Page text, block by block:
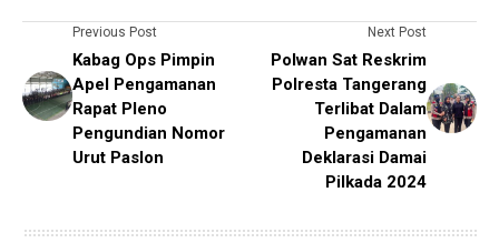
Previous Post
Kabag Ops Pimpin
Apel Pengamanan
Rapat Pleno
Pengundian Nomor
Urut Paslon
Next Post
Polwan Sat Reskrim
Polresta Tangerang
Terlibat Dalam
Pengamanan
Deklarasi Damai
Pilkada 2024